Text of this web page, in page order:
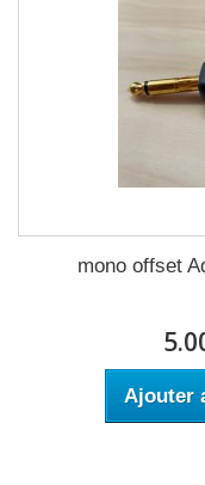
mono offset
Ajouter